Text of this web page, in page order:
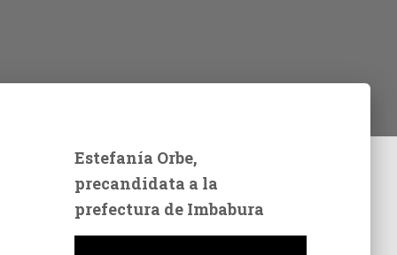
Estefanía Orbe,
precandidata a la
prefectura de Imbabura